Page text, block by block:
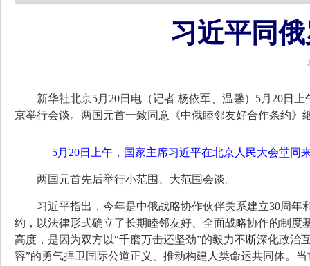
习近平同
新华社北京5月20日电（记者 杨依军、温馨）5月20日
京举行会谈。两国元首一致同意《中俄睦邻友好合作条约》
5月20日上午，国家主席习近平在北京人民大会堂
两国元首先后举行小范围、大范围会谈。
习近平指出，今年是中俄战略协作伙伴关系建立30周
约，以法律形式确立了长期睦邻友好、全面战略协作的制
高度，是因为双方以“千磨万击还坚劲”的毅力不断深化政治
容”的勇气捍卫国际公道正义、推动构建人类命运共同体。